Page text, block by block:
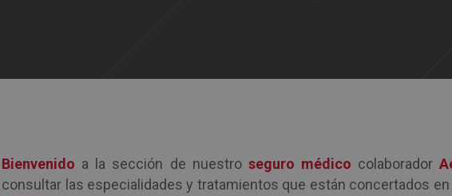
Bienvenido a la sección de nuestro seguro médico colaborador
consultar las especialidades y tratamientos que están concertados en